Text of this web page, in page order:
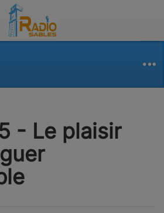
- Le plaisir